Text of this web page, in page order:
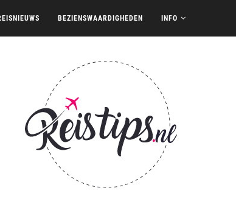
BEZIENSWAARDIGHEDEN INFO